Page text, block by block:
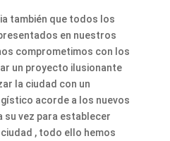
también que todos los
en nuestros
comprometimos con los
un proyecto ilusionante
la ciudad con un
acorde a los nuevos
su vez para establecer
, todo ello hemos